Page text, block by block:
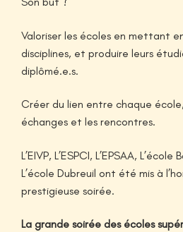
Valoriser les écoles en mettant
disciplines, et produire leurs
diplômé.e.s.
Créer du lien entre chaque
échanges et les rencontres.
L’EIVP, L’ESPCI, L’EPSAA,
L’école Dubreuil ont été mis à
prestigieuse soirée.
La grande soirée des écoles